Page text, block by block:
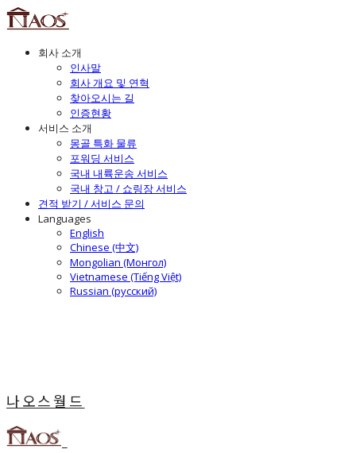
회사 소개
인사말
회사 개요 및 연혁
찾아오시는 길
인증현황
서비스 소개
몽골 특화 물류
포워딩 서비스
국내 내륙운송 서비스
국내 창고 / 쇼링장 서비스
견적 받기 / 서비스 문의
Languages
English
Chinese (中文)
Mongolian (Монгол)
Vietnamese (Tiếng Việt)
Russian (русский)
나오스월드